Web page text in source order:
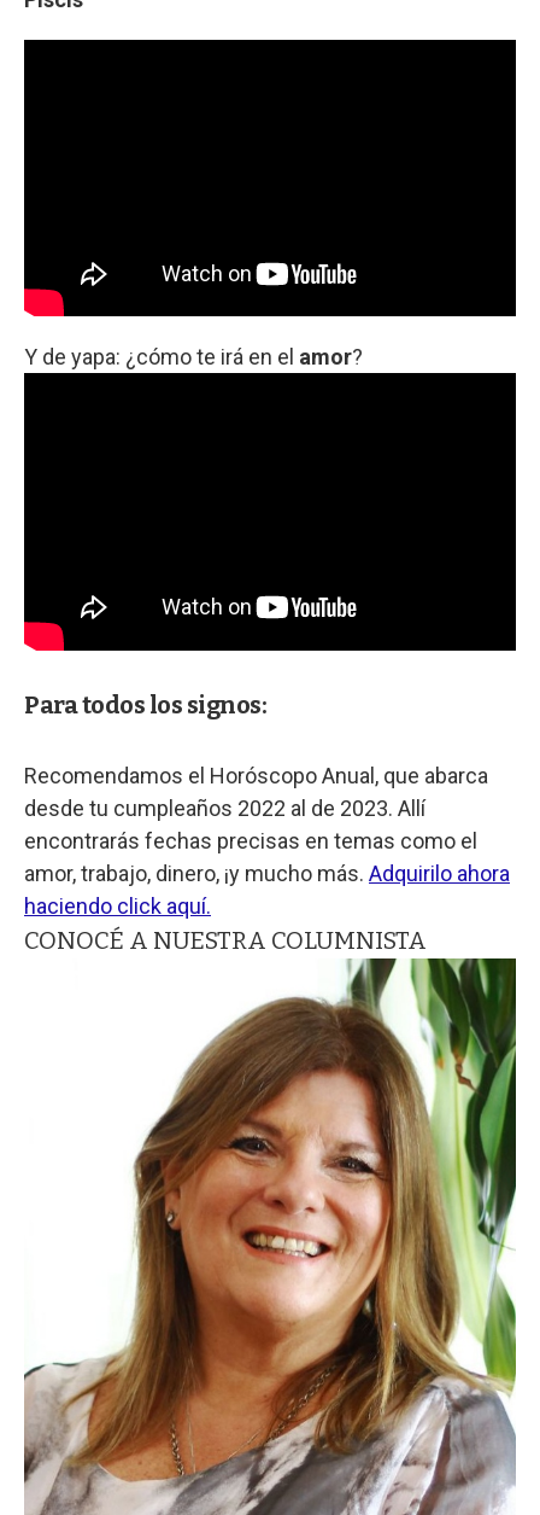
Y de yapa: ¿cómo te irá en el amor?
Para todos los signos:
Recomendamos el Horóscopo Anual, que abarca
desde tu cumpleaños 2022 al de 2023. Allí
encontrarás fechas precisas en temas como el
amor, trabajo, dinero, ¡y mucho más. Adquirilo ahora
haciendo click aquí.
CONOCÉ A NUESTRA COLUMNISTA